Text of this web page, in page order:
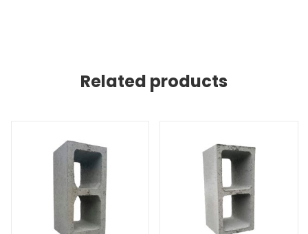
Related products